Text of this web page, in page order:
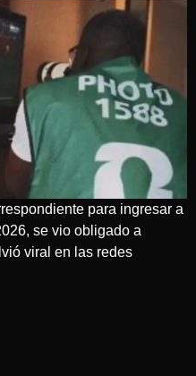
para ingresar a
se vio obligado a
viral en las redes